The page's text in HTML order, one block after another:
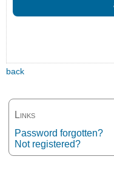
Links
Password forgotten?
Not registered?
back